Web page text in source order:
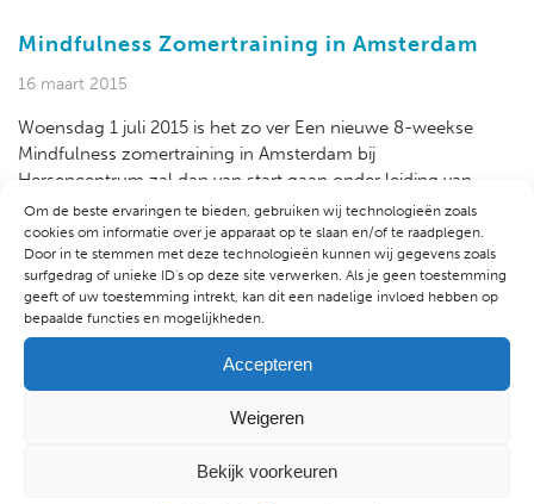
Om de beste ervaringen te bieden, gebruiken wij technologieën zoals
cookies om informatie over je apparaat op te slaan en/of te raadplegen.
Door in te stemmen met deze technologieën kunnen wij gegevens zoals
surfgedrag of unieke ID's op deze site verwerken. Als je geen toestemming
geeft of uw toestemming intrekt, kan dit een nadelige invloed hebben op
bepaalde functies en mogelijkheden.
Accepteren
Weigeren
Bekijk voorkeuren
Mindfulness Zomertraining in Amsterdam
16 maart 2015
Woensdag 1 juli 2015 is het zo ver Een nieuwe 8-weekse
Mindfulness zomertraining in Amsterdam bij
Hersencentrum zal dan van start gaan onder leiding van
Dhr. Seur, Boeddhistisch Psychotherapeut [...]
READ MORE